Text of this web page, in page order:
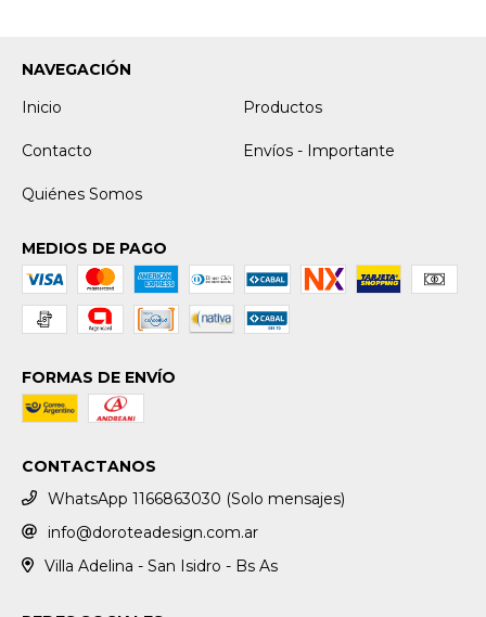
NAVEGACIÓN
Inicio
Productos
Contacto Envíos - Importante
Quiénes Somos
MEDIOS DE PAGO
FORMAS DE ENVÍO
CONTACTANOS
WhatsApp 1166863030 (Solo mensajes)
info@doroteadesign.com.ar
Villa Adelina - San Isidro - Bs As